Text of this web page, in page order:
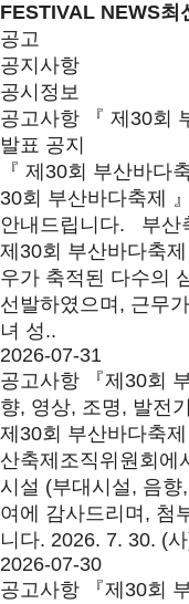
FESTIVAL NEWS최
공고
공지사항
공시정보
공고사항
『 제30회
발표 공지
『 제30회 부산바다
30회 부산바다축제
안내드립니다. 부산
제30회 부산바다축
우가 축적된 다수의
선발하였으며, 근무
녀 성..
2026-07-31
공고사항
『제30회
향, 영상, 조명, 발전
제30회 부산바다축
산축제조직위원회에
시설 (부대시설, 음
여에 감사드리며, 첨
니다. 2026. 7. 30. (
2026-07-30
공고사항
『제30회